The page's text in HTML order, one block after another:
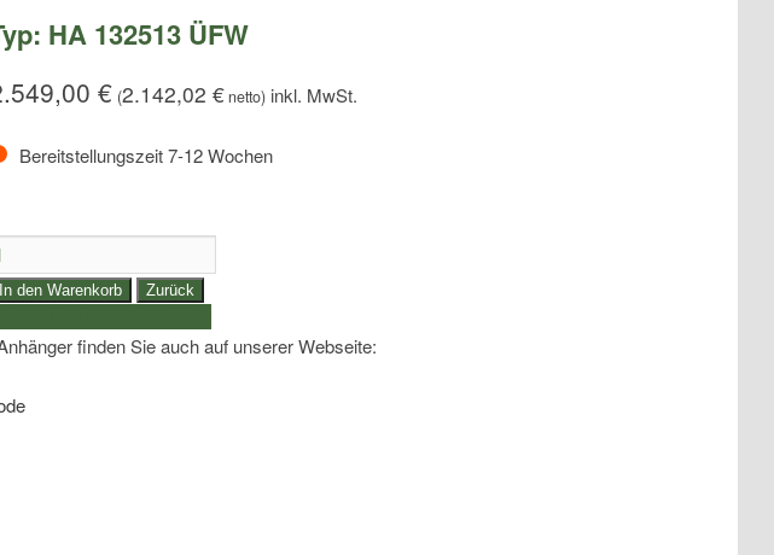
HA 132513 ÜFW
€ (2.142,02 €netto)
Bereitstellungszeit 7-12 Wochen
Kasteninnenmaße
In den Warenkorb Zurück
finden Sie auch auf unserer Webseite: